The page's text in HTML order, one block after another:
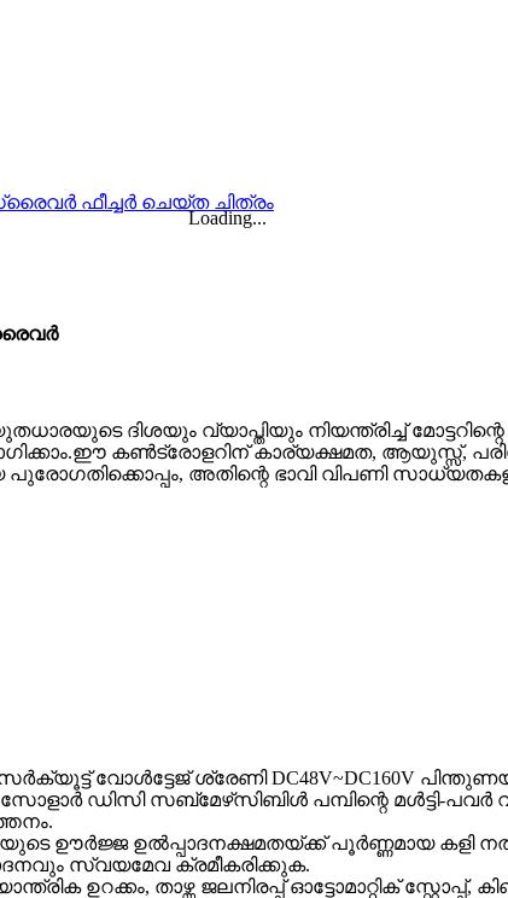
Loading...
ദിശയും വ്യാപ്തിയും നിയന്ത്രിച്ച്
കൺട്രോളറിന് കാര്യക്ഷമത, ആയുസ്സ്,
അതിന്റെ ഭാവി വിപണി
വോൾട്ടേജ് ശ്രേണി DC48V~DC160V
സോളാർ ഡിസി സബ്‌മേഴ്‌സിബിൾ പമ്പിന്റെ മൾട്ടി-
ഊർജ്ജ ഉൽപ്പാദനക്ഷമതയ്ക്ക് പൂർണ്ണമായ
സ്വയമേവ ക്രമീകരിക്കുക.
ഉറക്കം, താഴ്ന്ന ജലനിരപ്പ് ഓട്ടോമാറ്റിക്